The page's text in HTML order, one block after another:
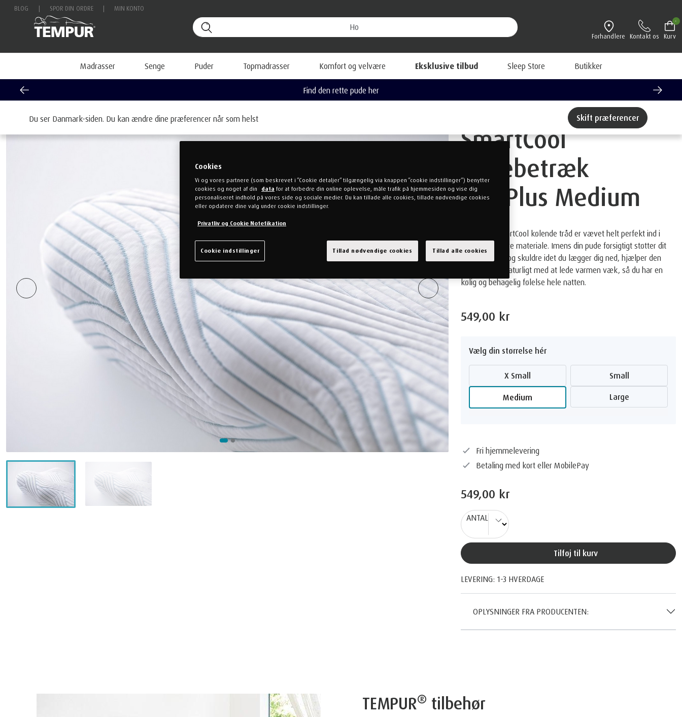
BLOG SPOR DIN ORDRE MIN KONTO
Forhandlere Kontakt os Kurv
-
Madrasser Senge Puder Topmadrasser Komfort og velvære Eksklusive tilbud Sleep Store Butikker
Find den rette pude her
Du ser Danmark-siden. Du kan ændre dine præferencer når som helst Skift præferencer
SmartCool
pudebetræk
ErgoPlus Medium
Vores nye SmartCool kølende tråd er vævet helt perfekt ind i
dette innovative materiale. Imens din pude forsigtigt støtter dit
hoved, nakke og skuldre idet du lægger dig ned, hjælper den
kølende tråd naturligt med at lede varmen væk, så du har en
kølig og behagelig følelse hele natten.
549,00 kr
Vælg din størrelse hér
x Small Small
Medium Large
Fri hjemmelevering
Betaling med kort eller MobilePay
549,00 kr
ANTAL
Tilføj til kurv
LEVERING: 1-3 HVERDAGE
OPLYSNINGER FRA PRODUCENTEN:
TEMPUR® tilbehør
Cookies
Vi og vores partnere (som beskrevet i ”Cookie detaljer” tilgængelig via knappen ”cookie indstillinger”) benytter
cookies og noget af din
data for at forbedre din online oplevelse, måle trafik på hjemmesiden og vise dig
personaliseret indhold på vores side og sociale medier. Du kan tillade alle cookies, tillade nødvendige cookies
eller opdatere dine valg under cookie indstillinger.
Privatliv og Cookie Notefikation
Cookie indstillinger Tillad nødvendige cookies Tillad alle cookies